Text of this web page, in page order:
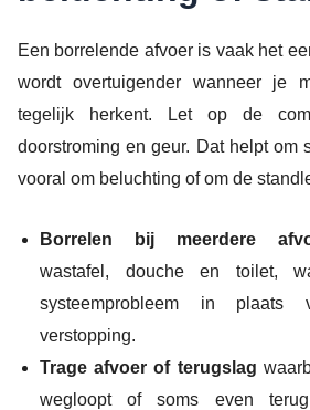
Een borrelende afvoer is vaak het
wordt overtuigender wanneer je
tegelijk herkent. Let op de
doorstroming en geur. Dat helpt om
vooral om beluchting of om de
Borrelen bij meerdere
wastafel, douche en toilet,
systeemprobleem in
verstopping.
Trage afvoer of terugslag
wegloopt of soms even